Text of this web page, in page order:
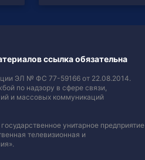
ссылка обязательна
ЭЛ № ФС 77-59166 от 22.08.2014.
по надзору в сфере связи,
и массовых коммуникаций
унитарное предприятие
телевизионная и